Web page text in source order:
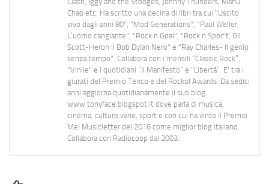
Chao etc. Ha scritto una decina di libri tra cui "Uscito
vivo dagli anni 80", "Mod Generations", "Paul Weller,
L’uomo cangiante", "Rock n Goal", "Rock n Spor"t, Gil
Scott-Heron Il Bob Dylan Nero" e "Ray Charles- Il genio
senza tempo". Collabora con i mensili “Classic Rock”,
"Vinile" e i quotidiani “Il Manifesto” e “Libertà”. E' tra i
giurati del Premio Tenco e del Rockol Awards. Da sedici
anni aggiorna quotidianamente il suo blog
www.tonyface.blogspot.it dove parla di musica,
cinema, culture varie, sport e con cui ha vinto il Premio
Mei Musicletter del 2016 come miglior blog italiano.
Collabora con Radiocoop dal 2003.